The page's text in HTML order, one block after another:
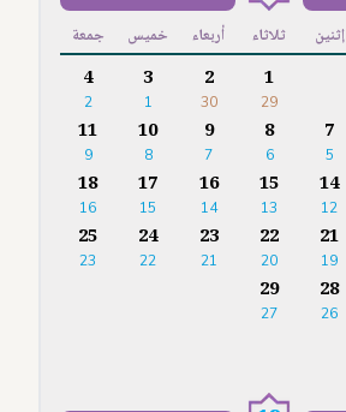
إثنين ثلاثاء أربعاء خميس جمعة
1
29
2
30
3
1
4
2
7
5
8
6
9
7
10
8
11
9
14
12
15
13
16
14
17
15
18
16
21
19
22
20
23
21
24
22
25
23
28
26
29
27